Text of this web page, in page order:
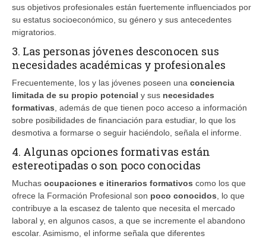
sus objetivos profesionales están fuertemente influenciados por
su estatus socioeconómico, su género y sus antecedentes
migratorios.
3. Las personas jóvenes desconocen sus
necesidades académicas y profesionales
Frecuentemente, los y las jóvenes poseen una conciencia
limitada de su propio potencial y sus necesidades
formativas , además de que tienen poco acceso a información
sobre posibilidades de financiación para estudiar, lo que los
desmotiva a formarse o seguir haciéndolo, señala el informe.
4. Algunas opciones formativas están
estereotipadas o son poco conocidas
Muchas ocupaciones e itinerarios formativos como los que
ofrece la Formación Profesional son poco conocidos , lo que
contribuye a la escasez de talento que necesita el mercado
laboral y, en algunos casos, a que se incremente el abandono
escolar. Asimismo, el informe señala que diferentes